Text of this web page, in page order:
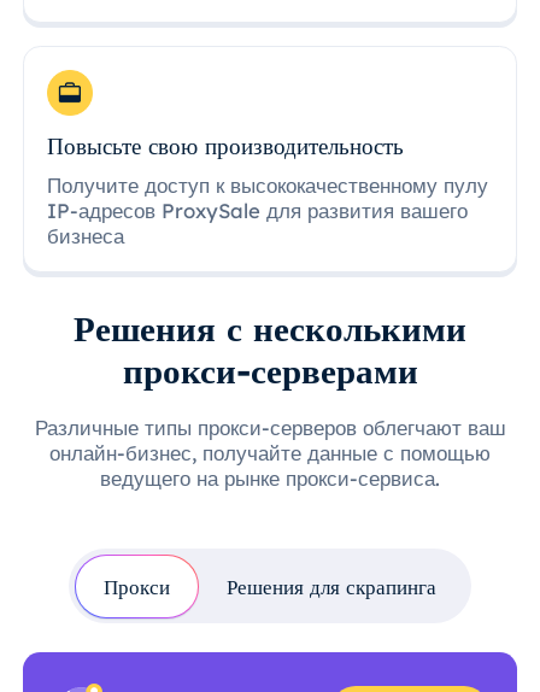
Повысьте свою производительность
Получите доступ к высококачественному пулу
IP-адресов ProxySale для развития вашего
бизнеса
Решения с несколькими
прокси-серверами
Различные типы прокси-серверов облегчают ваш
онлайн-бизнес, получайте данные с помощью
ведущего на рынке прокси-сервиса.
Прокси Решения для скрапинга